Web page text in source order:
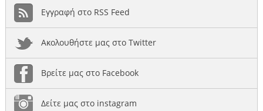
Εγγραφή στο RSS Feed
Ακολουθήστε μας στο Twitter
Βρείτε μας στο Facebook
Δείτε μας στο instagram